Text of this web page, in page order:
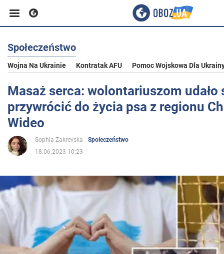
Biznes
Sport
Rozrywka
Życie
Polityka
Społeczeństwo
Wojna na Ukrainie
Społeczeństwo
Wojna Na Ukrainie Kontratak AFU Pomoc Wojskowa Dla
Masaż serca: wolontariuszom udało
przywrócić do życia psa z regionu
Wideo
Sophia Zakrevska
Społeczeństwo
18.06.2023 10:23